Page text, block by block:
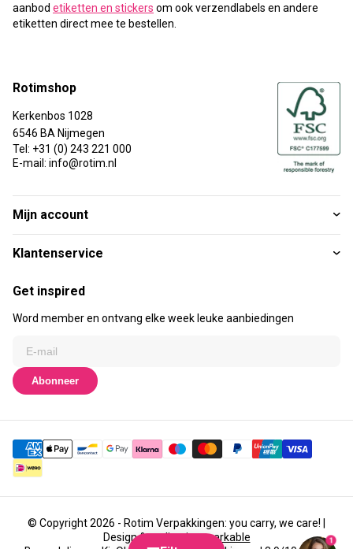
aanbod etiketten en stickers om ook verzendlabels en andere
etiketten direct mee te bestellen.
Rotimshop
Kerkenbos 1028
6546 BA Nijmegen
Tel: +31 (0) 243 221 000
E-mail: info@rotim.nl
Mijn account
Klantenservice
Get inspired
Word member en ontvang elke week leuke aanbiedingen
Abonneer
© Copyright 2026 - Rotim Verpakkingen: you carry, we care! |
Design & realisatieemarkable
1